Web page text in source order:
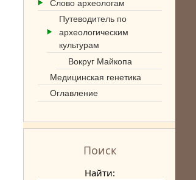
Слово археологам
Путеводитель по
археологическим
культурам
Вокруг Майкопа
Медицинская генетика
Оглавление
Поиск
Найти: